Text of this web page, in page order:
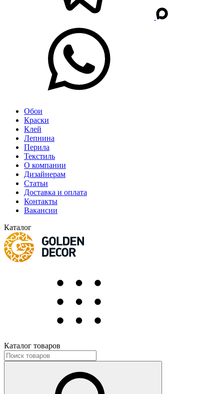
Обои
Краски
Клей
Лепнина
Перила
Текстиль
О компании
Дизайнерам
Статьи
Доставка и оплата
Контакты
Вакансии
Каталог
Каталог товаров